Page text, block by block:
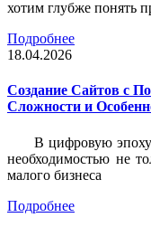
хотим глубже понять
Подробнее
18.04.2026
Создание Сайтов с
Сложности и
В цифровую эпоху
необходимостью не
малого бизнеса
Подробнее